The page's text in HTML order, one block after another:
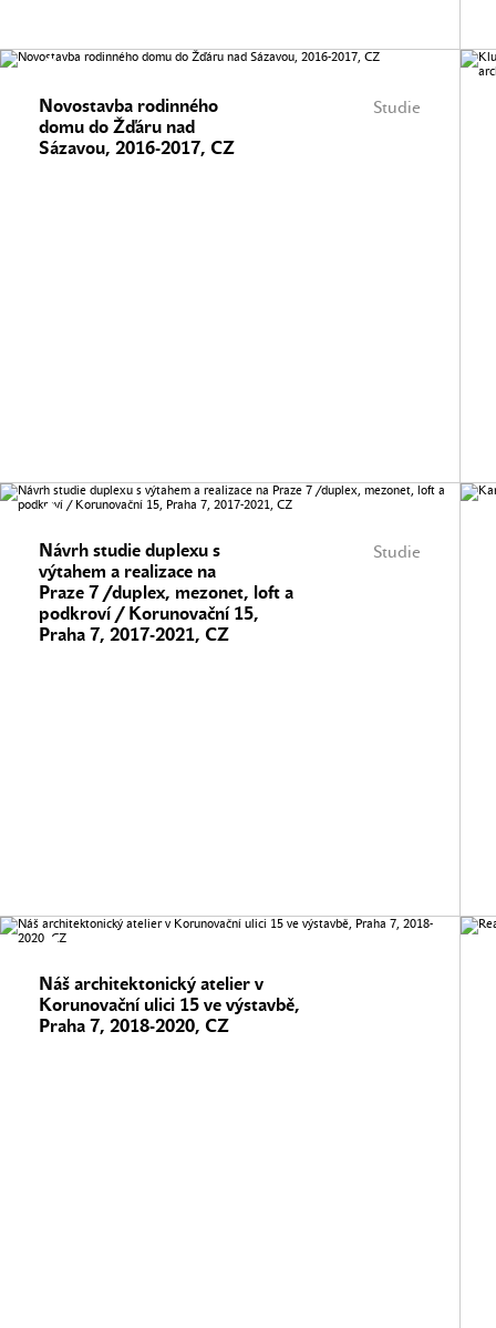
Studie
Novostavba rodinného
domu do Žďáru nad
Sázavou, 2016-2017, CZ
Studie
Návrh studie duplexu s
výtahem a realizace na
Praze 7 /duplex, mezonet, loft a
podkroví / Korunovační 15,
Praha 7, 2017-2021, CZ
Náš architektonický atelier v
Korunovační ulici 15 ve výstavbě,
Praha 7, 2018-2020, CZ